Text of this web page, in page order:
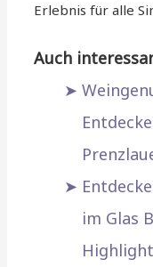
Erlebnis für alle
Auch
im Glas